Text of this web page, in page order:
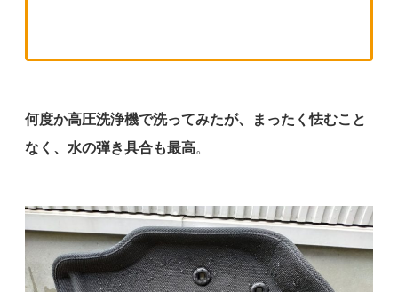
何度か高圧洗浄機で洗ってみたが、まったく怯むこと
なく、水の弾き具合も最高。